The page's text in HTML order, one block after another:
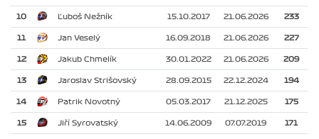
10 Ľuboš Nežník 15.10.2017 21.06.2026 233
11 Jan Veselý 16.09.2018 21.06.2026 227
12 Jakub Chmelík 30.01.2022 21.06.2026 209
13 Jaroslav Strišovský 28.09.2015 22.12.2024 194
14 Patrik Novotný 05.03.2017 21.12.2025 175
15 Jiří Syrovatský 14.06.2009 07.07.2019 171